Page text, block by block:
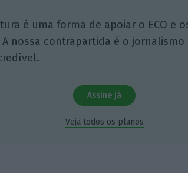
é uma forma de apoiar o ECO e
nossa contrapartida é o
Assine já
Veja todos os planos